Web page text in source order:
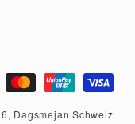
Dagsmejan Schweiz